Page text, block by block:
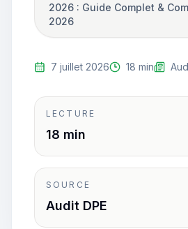
2026 : Guide Complet &
2026
7 juillet 2026 18 min
LECTURE
18 min
SOURCE
Audit DPE